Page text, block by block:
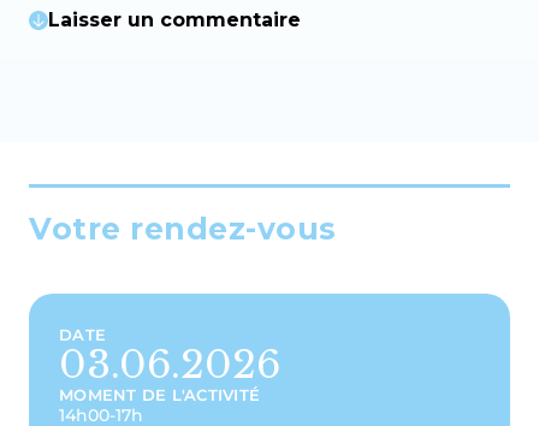
Laisser un commentaire
Votre rendez-vous
DATE
03.06.2026
MOMENT DE L'ACTIVITÉ
14h00-17h